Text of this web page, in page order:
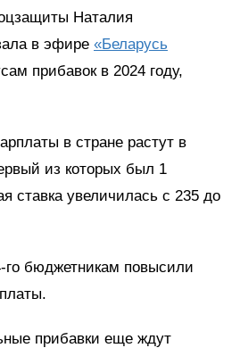
Наталия
в эфире «Беларусь
прибавок в 2024 году,
в стране растут в
из которых был 1
ставка увеличилась с 235 до
го бюджетникам повысили
прибавки еще ждут